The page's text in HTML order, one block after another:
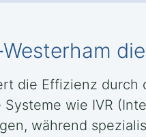
die Effizienz durch
wie IVR
während